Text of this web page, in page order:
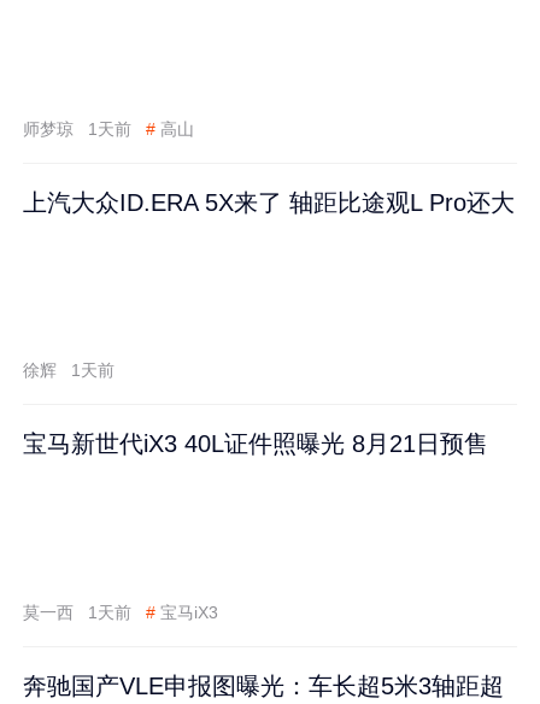
师梦琼 1天前 # 高山
上汽大众ID.ERA 5X来了 轴距比途观L Pro还大
徐辉 1天前
宝马新世代iX3 40L证件照曝光 8月21日预售
莫一西 1天前 # 宝马iX3
奔驰国产VLE申报图曝光：车长超5米3轴距超